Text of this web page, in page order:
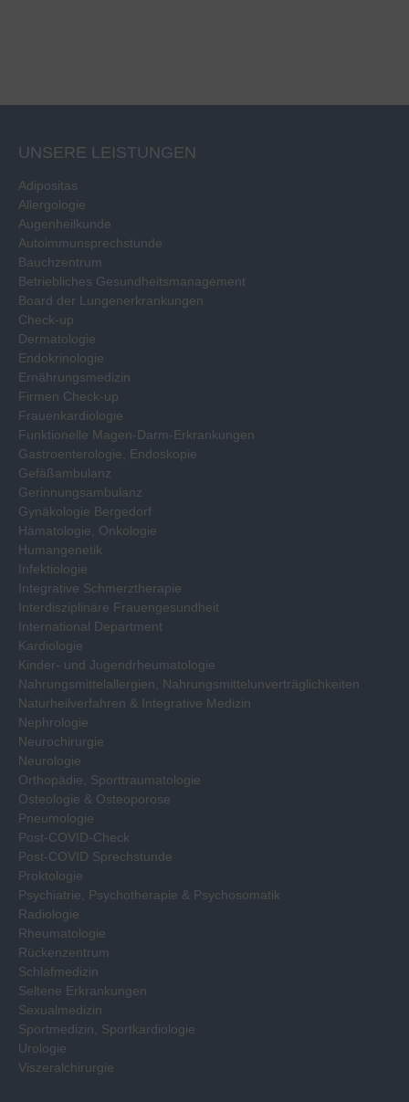
UNSERE LEISTUNGEN
Adipositas
Allergologie
Augenheilkunde
Autoimmunsprechstunde
Bauchzentrum
Betriebliches Gesundheitsmanagement
Board der Lungenerkrankungen
Check-up
Dermatologie
Endokrinologie
Ernährungsmedizin
Firmen Check-up
Frauenkardiologie
Funktionelle Magen-Darm-Erkrankungen
Gastroenterologie, Endoskopie
Gefäßambulanz
Gerinnungsambulanz
Gynäkologie Bergedorf
Hämatologie, Onkologie
Humangenetik
Infektiologie
Integrative Schmerztherapie
Interdisziplinäre Frauengesundheit
International Department
Kardiologie
Kinder- und Jugendrheumatologie
Nahrungsmittelallergien, Nahrungsmittelunverträglichkeiten
Naturheilverfahren & Integrative Medizin
Nephrologie
Neurochirurgie
Neurologie
Orthopädie, Sporttraumatologie
Osteologie & Osteoporose
Pneumologie
Post-COVID-Check
Post-COVID Sprechstunde
Proktologie
Psychiatrie, Psychotherapie & Psychosomatik
Radiologie
Rheumatologie
Rückenzentrum
Schlafmedizin
Seltene Erkrankungen
Sexualmedizin
Sportmedizin, Sportkardiologie
Urologie
Viszeralchirurgie